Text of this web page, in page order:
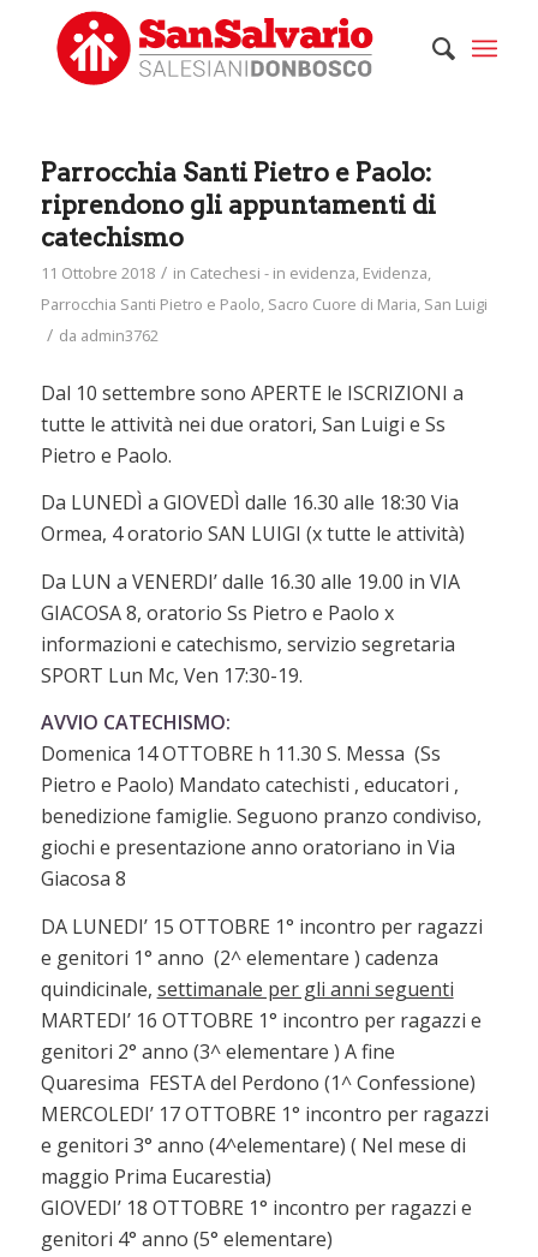
Parrocchia Santi Pietro e Paolo:
riprendono gli appuntamenti di
catechismo
11 Ottobre 2018 / in Catechesi - in evidenza, Evidenza,
Parrocchia Santi Pietro e Paolo, Sacro Cuore di Maria, San Luigi
/ da admin3762
Dal 10 settembre sono APERTE le ISCRIZIONI a
tutte le attività nei due oratori, San Luigi e Ss
Pietro e Paolo.
Da LUNEDÌ a GIOVEDÌ dalle 16.30 alle 18:30 Via
Ormea, 4 oratorio SAN LUIGI (x tutte le attività)
Da LUN a VENERDI’ dalle 16.30 alle 19.00 in VIA
GIACOSA 8, oratorio Ss Pietro e Paolo x
informazioni e catechismo, servizio segretaria
SPORT Lun Mc, Ven 17:30-19.
AVVIO CATECHISMO:
Domenica 14 OTTOBRE h 11.30 S. Messa (Ss
Pietro e Paolo) Mandato catechisti , educatori ,
benedizione famiglie. Seguono pranzo condiviso,
giochi e presentazione anno oratoriano in Via
Giacosa 8
DA LUNEDI’ 15 OTTOBRE 1° incontro per ragazzi
e genitori 1° anno (2^ elementare ) cadenza
quindicinale, settimanale per gli anni seguenti
MARTEDI’ 16 OTTOBRE 1° incontro per ragazzi e
genitori 2° anno (3^ elementare ) A fine
Quaresima FESTA del Perdono (1^ Confessione)
MERCOLEDI’ 17 OTTOBRE 1° incontro per ragazzi
e genitori 3° anno (4^elementare) ( Nel mese di
maggio Prima Eucarestia)
GIOVEDI’ 18 OTTOBRE 1° incontro per ragazzi e
genitori 4° anno (5° elementare)